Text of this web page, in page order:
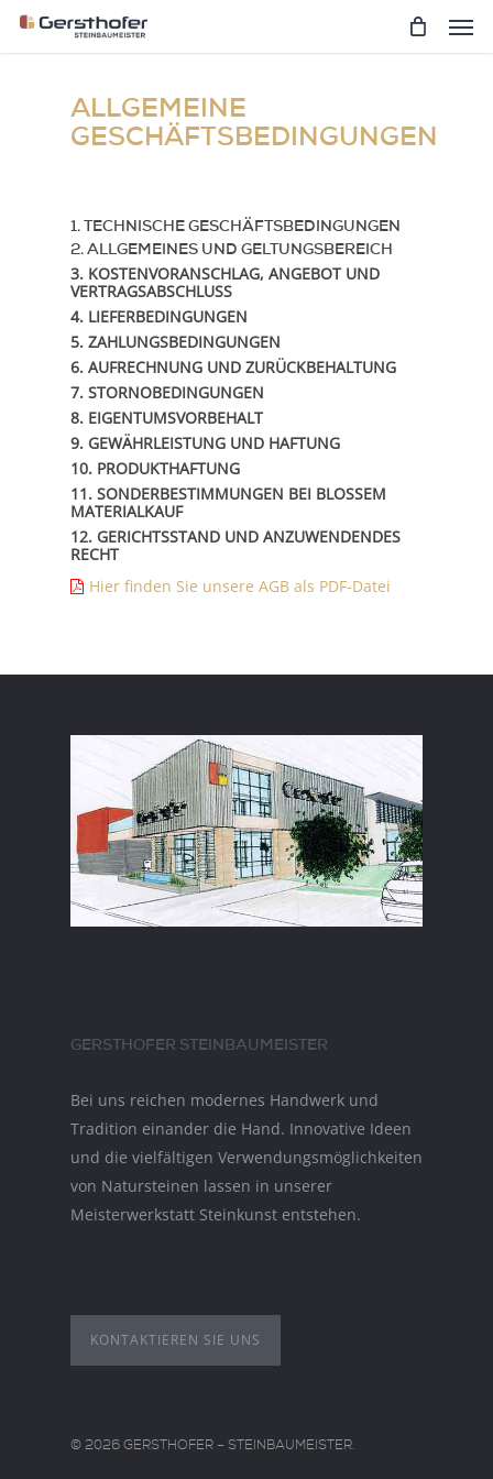
Skip
ALLGEMEINE
GESCHÄFTSBEDINGUNGEN
1. TECHNISCHE GESCHÄFTSBEDINGUNGEN
2. ALLGEMEINES UND GELTUNGSBEREICH
3. KOSTENVORANSCHLAG, ANGEBOT UND
VERTRAGSABSCHLUSS
4. LIEFERBEDINGUNGEN
5. ZAHLUNGSBEDINGUNGEN
6. AUFRECHNUNG UND ZURÜCKBEHALTUNG
7. STORNOBEDINGUNGEN
8. EIGENTUMSVORBEHALT
9. GEWÄHRLEISTUNG UND HAFTUNG
10. PRODUKTHAFTUNG
11. SONDERBESTIMMUNGEN BEI BLOSSEM M
ATERIALKAUF
12. GERICHTSSTAND UND ANZUWENDENDES
RECHT
Hier finden Sie unsere AGB als PDF-Datei
GERSTHOFER STEINBAUMEISTER
Bei uns reichen modernes Handwerk und
Tradition einander die Hand. Innovative Ideen
und die vielfältigen Verwendungsmöglichkeiten
von Natursteinen lassen in unserer
Meisterwerkstatt Steinkunst entstehen.
KONTAKTIEREN SIE UNS
© 2026 GERSTHOFER – STEINBAUMEISTER.